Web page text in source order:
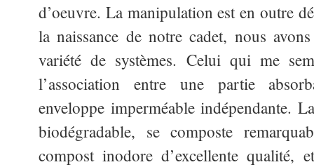
d’oeuvre. La manipulation est en outre
la naissance de notre cadet, nous
variété de systèmes. Celui qui me
l’association entre une partie
enveloppe imperméable indépendante.
biodégradable, se composte
compost inodore d’excellente qualité,